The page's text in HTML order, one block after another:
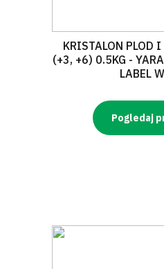
KRISTALON PLOD
(+3, +6) 0.5KG -
LABEL
Pogledaj